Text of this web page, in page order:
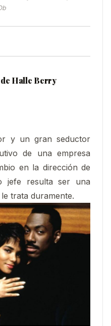
Halle Berry
y un gran seductor
de una empresa
en la dirección de
jefe resulta ser una
trata duramente.